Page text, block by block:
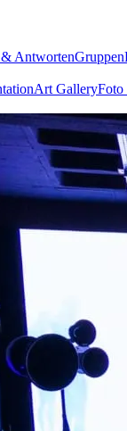
AntwortenGruppen
Art Gallery